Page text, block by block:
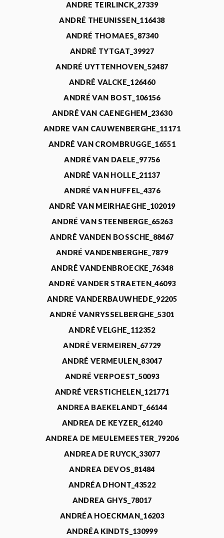
ANDRE TEIRLINCK_27339
ANDRÉ THEUNISSEN_116438
ANDRÉ THOMAES_87340
ANDRÉ TYTGAT_39927
ANDRÉ UYTTENHOVEN_52487
ANDRÉ VALCKE_126460
ANDRÉ VAN BOST_106156
ANDRÉ VAN CAENEGHEM_23630
ANDRE VAN CAUWENBERGHE_11171
ANDRÉ VAN CROMBRUGGE_16551
ANDRÉ VAN DAELE_97756
ANDRÉ VAN HOLLE_21137
ANDRÉ VAN HUFFEL_4376
ANDRÉ VAN MEIRHAEGHE_102019
ANDRÉ VAN STEENBERGE_65263
ANDRÉ VANDEN BOSSCHE_88467
ANDRÉ VANDENBERGHE_7879
ANDRÉ VANDENBROECKE_76348
ANDRÉ VANDER STRAETEN_46093
ANDRE VANDERBAUWHEDE_92205
ANDRÉ VANRYSSELBERGHE_5301
ANDRÉ VELGHE_112352
ANDRÉ VERMEIREN_67729
ANDRÉ VERMEULEN_83047
ANDRÉ VERPOEST_50093
ANDRÉ VERSTICHELEN_121771
ANDREA BAEKELANDT_66144
ANDREA DE KEYZER_61240
ANDREA DE MEULEMEESTER_79206
ANDREA DE RUYCK_33077
ANDREA DEVOS_81484
ANDRÉA DHONT_43522
ANDREA GHYS_78017
ANDRÉA HOECKMAN_16203
ANDRÉA KINDTS_130999